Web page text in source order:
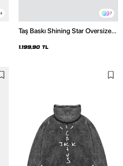
4 7
Taş Baskı Shining Star Oversize
1.199,90 TL